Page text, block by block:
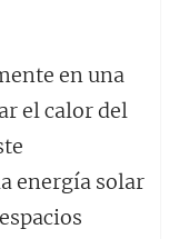
en una
el calor del
energía solar